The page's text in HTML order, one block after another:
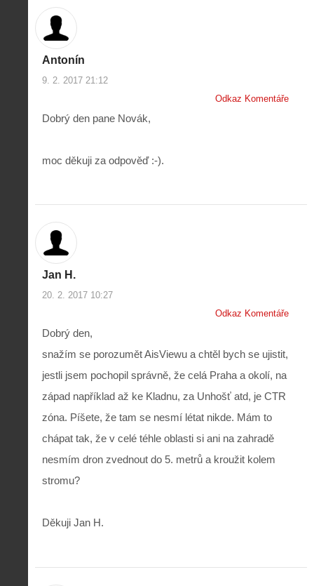
Antonín
9. 2. 2017 21:12
Odkaz Komentáře
Dobrý den pane Novák,
moc děkuji za odpověď :-).
Jan H.
20. 2. 2017 10:27
Odkaz Komentáře
Dobrý den,
snažím se porozumět AisViewu a chtěl bych se ujistit,
jestli jsem pochopil správně, že celá Praha a okolí, na
západ například až ke Kladnu, za Unhošť atd, je CTR
zóna. Píšete, že tam se nesmí létat nikde. Mám to
chápat tak, že v celé téhle oblasti si ani na zahradě
nesmím dron zvednout do 5. metrů a kroužit kolem
stromu?
Děkuji Jan H.